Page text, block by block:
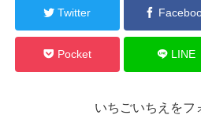
Twitter
Pocket LINE
いちごいちえをフ